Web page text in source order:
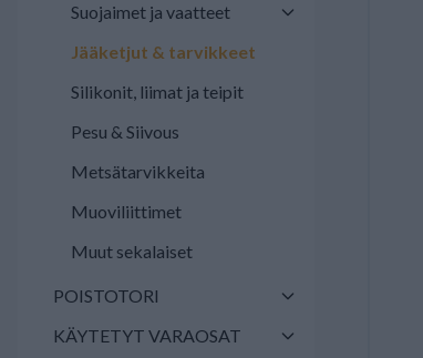
Suojaimet ja vaatteet
Jääketjut & tarvikkeet
Silikonit, liimat ja teipit
Pesu & Siivous
Metsätarvikkeita
Muoviliittimet
Muut sekalaiset
POISTOTORI
KÄYTETYT VARAOSAT